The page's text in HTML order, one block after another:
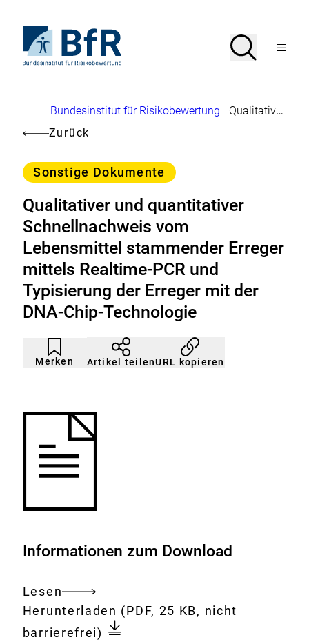
Seiteninhalt
springenStartseite
von
Suche
SucheMenü
Brotkrumennavigation
Bundesinstitut für Risikobewertung
Qualitativer und quantitativer Schnellnachweis vom Lebensmittel stammender Erreger mittels Realtime-PCR und Typisierung der Erreger mit der DNA-Chip-Technologie
Zurück
Kategorie
Sonstige Dokumente
Qualitativer und quantitativer
Schnellnachweis vom
Lebensmittel stammender Erreger
mittels Realtime-PCR und
Typisierung der Erreger mit der
DNA-Chip-Technologie
Merken
Artikel
nicht
gemerkt
Durch
Klicken
der
Artikel teilenURL kopieren
Informationen zum Download
Lesen
Gesamtes
Dokument
Download:
Herunterladen Qualitativer
und
(PDF, 25 KB, nicht
barrierefrei)